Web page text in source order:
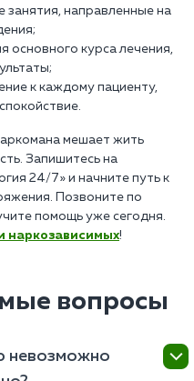
занятия, направленные на
основного курса лечения,
к каждому пациенту,
мешает жить
Запишитесь на
24/7» и начните путь к
Позвоните по
помощь уже сегодня.
наркозависимых!
вопросы
невозможно